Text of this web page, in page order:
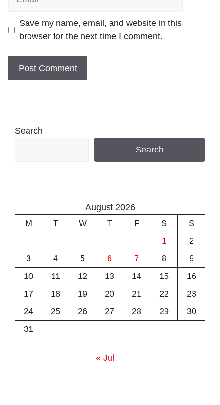
Website
Save my name, email, and website in this
browser for the next time I comment.
Search
Search
August 2026
M
T W T F S
S
1
2
3
4 5 6 7 8
9
10
11 12 13 14 15
16
17
18 19 20 21 22
23
24
25 26 27 28 29
30
31
« Jul